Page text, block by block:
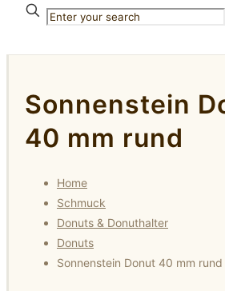
Sonnenstein
40 mm rund
Home
Schmuck
Donuts & Donuthalter
Donuts
Sonnenstein Donut 40 mm rund